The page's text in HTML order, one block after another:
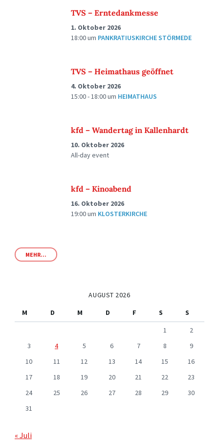
TVS – Erntedankmesse
1. Oktober 2026
18:00um PANKRATIUSKIRCHE STÖRMEDE
TVS – Heimathaus geöffnet
4. Oktober 2026
15:00 - 18:00um HEIMATHAUS
kfd – Wandertag in Kallenhardt
10. Oktober 2026
All-day event
kfd – Kinoabend
16. Oktober 2026
19:00um KLOSTERKIRCHE
MEHR...
AUGUST 2026
M
D M D F S
S
1
2
3
4 5 6 7 8
9
10
11 12 13 14 15
16
17
18 19 20 21 22
23
24
25 26 27 28 29
30
31
« Juli